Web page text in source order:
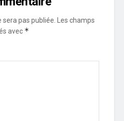
pas publiée.
Les champs
avec *